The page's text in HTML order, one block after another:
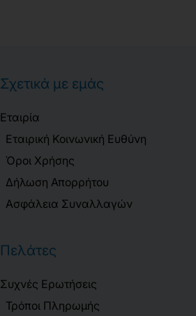
Σχετικά με εμάς
Εταιρία
Εταιρική Κοινωνική Ευθύνη
Όροι Χρήσης
Δήλωση Απορρήτου
Ασφάλεια Συναλλαγών
Πελάτες
Συχνές Ερωτήσεις
Τρόποι Πληρωμής